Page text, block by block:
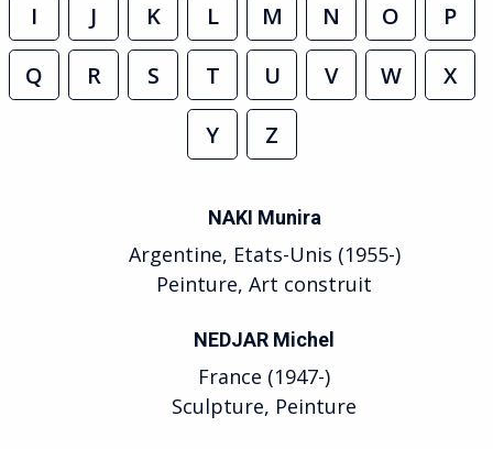
I
J K L M N O
P
Q
R S T U V W
X
Y
Z
NAKI Munira
Argentine, Etats-Unis (1955-)
Peinture, Art construit
NEDJAR Michel
France (1947-)
Sculpture, Peinture